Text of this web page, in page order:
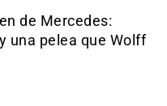
de Mercedes:
una pelea que Wolff